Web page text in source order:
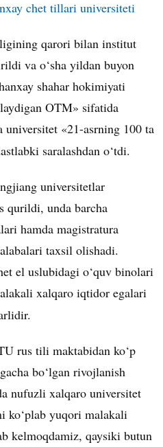
chet tillari universiteti
qarori bilan institut
va o‘sha yildan buyon
shahar hokimiyati
OTM» sifatida
universitet «21-asrning 100 ta
saralashdan o‘tdi.
universitetlar
qurildi, unda barcha
hamda magistratura
taxsil olishadi.
el uslubidagi o‘quv binolari
xalqaro iqtidor egalari
rus tili maktabidan ko‘p
bo‘lgan rivojlanish
nufuzli xalqaro universitet
ko‘plab yuqori malakali
kelmoqdamiz, qaysiki butun